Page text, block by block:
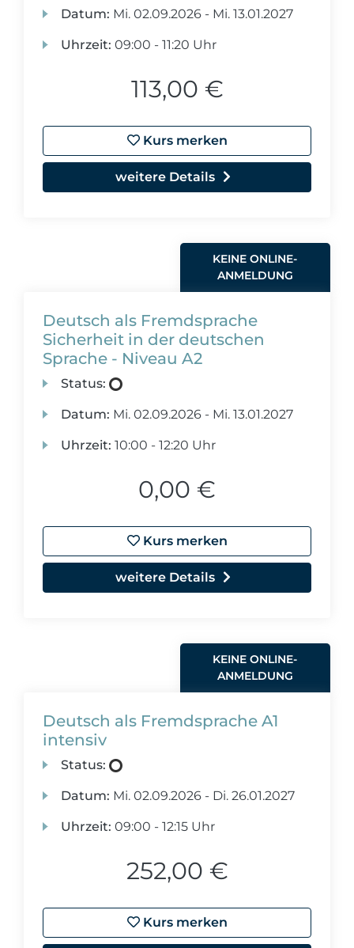
Datum: Mi. 02.09.2026 - Mi. 13.01.2027
Uhrzeit: 09:00 - 11:20 Uhr
113,00 €
Kurs merken
weitere Details
KEINE ONLINE-
ANMELDUNG
Deutsch als Fremdsprache
Sicherheit in der deutschen
Sprache - Niveau A2
Status:
Datum: Mi. 02.09.2026 - Mi. 13.01.2027
Uhrzeit: 10:00 - 12:20 Uhr
0,00 €
Kurs merken
weitere Details
KEINE ONLINE-
ANMELDUNG
Deutsch als Fremdsprache A1
intensiv
Status:
Datum: Mi. 02.09.2026 - Di. 26.01.2027
Uhrzeit: 09:00 - 12:15 Uhr
252,00 €
Kurs merken